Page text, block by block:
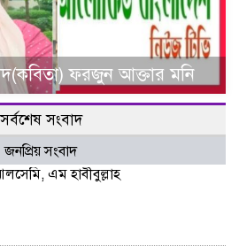
ফরজুন আক্তার মনি
সর্বশেষ সংবাদ
জনপ্রিয় সংবাদ
এম হাবীবুল্লাহ